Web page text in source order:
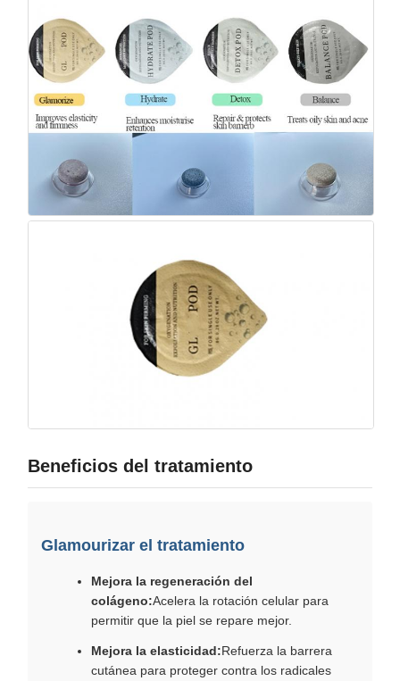
Beneficios del tratamiento
Glamourizar el tratamiento
Mejora la regeneración del
colágeno:Acelera la rotación celular para
permitir que la piel se repare mejor.
Mejora la elasticidad:Refuerza la barrera
cutánea para proteger contra los radicales